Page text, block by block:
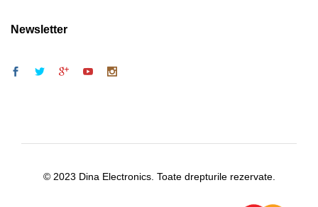
Newsletter
© 2023 Dina Electronics. Toate drepturile rezervate.